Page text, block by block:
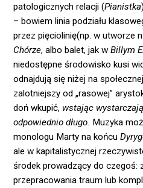
patologicznych relacji (Pianistka
– bowiem linia podziału
przez pięciolinię(np. w utworze
Chórze, albo balet, jak wBillym
niedostępne środowisko kusi
odnajdują się niżej na
zalotniejszy od „rasowej”
doń wkupić, wstając
odpowiednio długo. Muzyka
monologu Marty na końcu
ale w kapitalistycznej
środek prowadzący do czegoś:
przepracowania traum lub